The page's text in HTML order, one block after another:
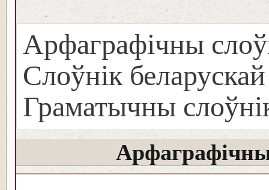
Арфаграфічны
Слоўнік
Граматычны